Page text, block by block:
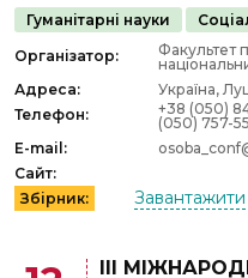
Гуманітарні науки
Організатор:
Факультет
Адреса:
Україна,
Телефон:
+38 (050)
(050) 757-
E-mail:
Сайт:
Збірник:
Завантажити
IIІ